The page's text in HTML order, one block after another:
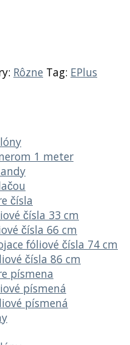
Rôzne Tag: EPlus
1 meter
čísla
čísla 33 cm
čísla 66 cm
fóliové čísla 74 cm
čísla 86 cm
písmena
písmená
písmená